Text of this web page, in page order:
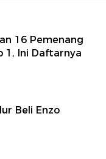
16 Pemenang
1, Ini Daftarnya
Beli Enzo